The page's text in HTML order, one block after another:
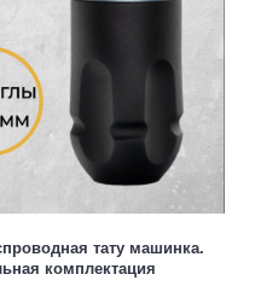
тату машинка.
комплектация